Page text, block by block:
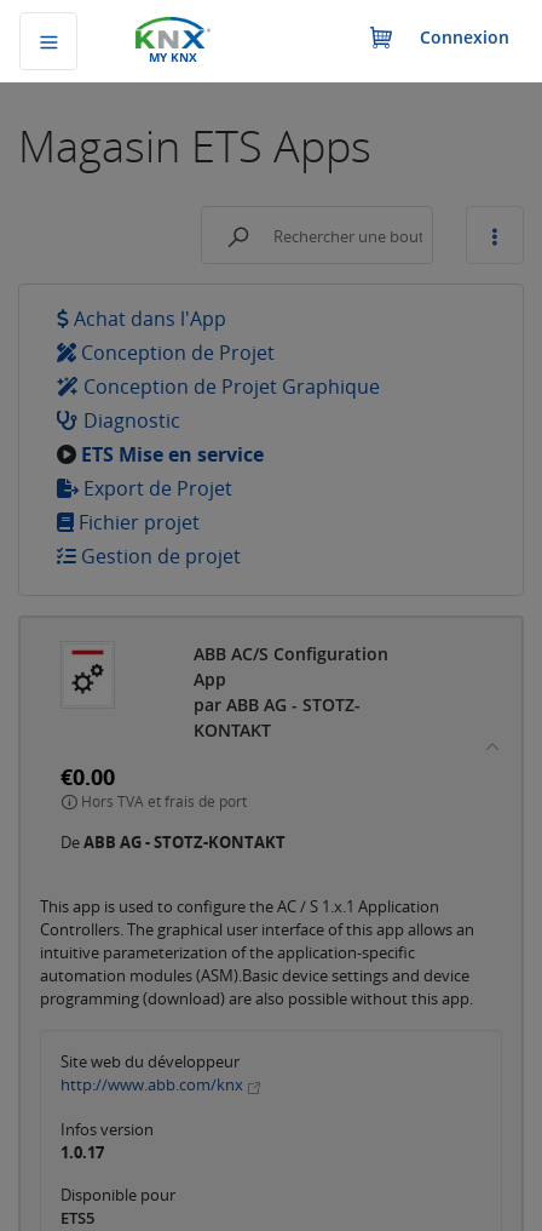
MY KNX
Connexion
Magasin ETS Apps
Achat dans l'App
Conception de Projet
Conception de Projet Graphique
Diagnostic
ETS Mise en service
Export de Projet
Fichier projet
Gestion de projet
ABB AC/S Configuration
App
par ABB AG - STOTZ-
KONTAKT
€0.00
Hors TVA et frais de port
DeABB AG - STOTZ-KONTAKT
This app is used to configure the AC / S 1.x.1 Application
Controllers. The graphical user interface of this app allows an
intuitive parameterization of the application-specific
automation modules (ASM).Basic device settings and device
programming (download) are also possible without this app.
Site web du développeur
http://www.abb.com/knx
Infos version
1.0.17
Disponible pour
ETS5